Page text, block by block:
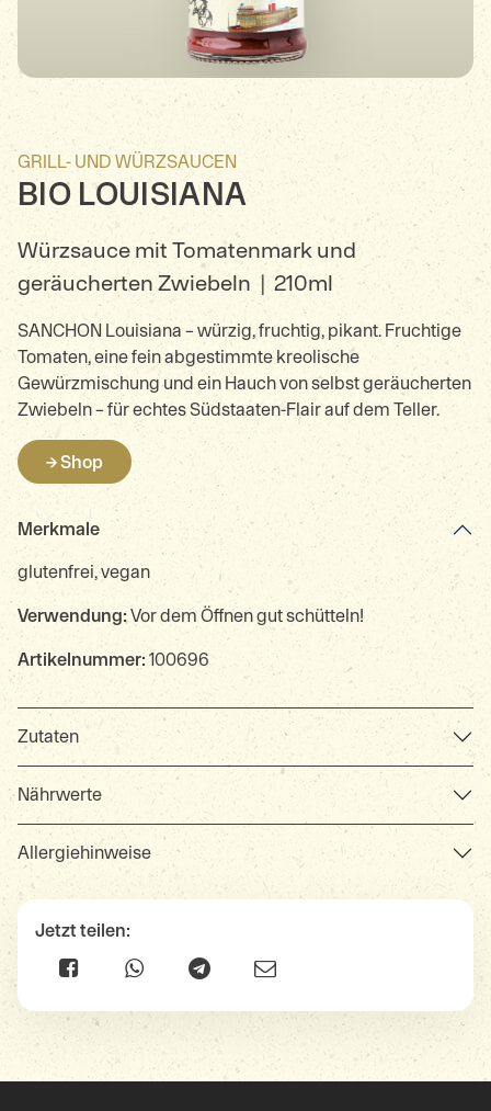
GRILL- UND WÜRZSAUCEN
BIO LOUISIANA
Würzsauce mit Tomatenmark und
geräucherten Zwiebeln | 210ml
SANCHON Louisiana – würzig, fruchtig, pikant. Fruchtige
Tomaten, eine fein abgestimmte kreolische
Gewürzmischung und ein Hauch von selbst geräucherten
Zwiebeln – für echtes Südstaaten-Flair auf dem Teller.
→ Shop
Merkmale
glutenfrei, vegan
Verwendung:Vor dem Öffnen gut schütteln!
Artikelnummer: 100696
Zutaten
Nährwerte
Allergiehinweise
Jetzt teilen: